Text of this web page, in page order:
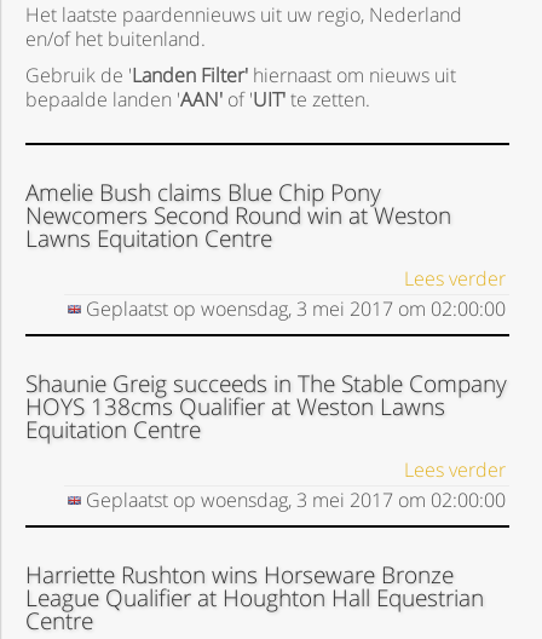
Het laatste paardennieuws uit uw regio, Nederland
en/of het buitenland.
Gebruik de 'Landen Filter' hiernaast om nieuws uit
bepaalde landen 'AAN' of 'UIT'te zetten.
Amelie Bush claims Blue Chip Pony
Newcomers Second Round win at Weston
Lawns Equitation Centre
Lees verder
Geplaatst op woensdag, 3 mei 2017 om 02:00:00
Shaunie Greig succeeds in The Stable Company
HOYS 138cms Qualifier at Weston Lawns
Equitation Centre
Lees verder
Geplaatst op woensdag, 3 mei 2017 om 02:00:00
Harriette Rushton wins Horseware Bronze
League Qualifier at Houghton Hall Equestrian
Centre